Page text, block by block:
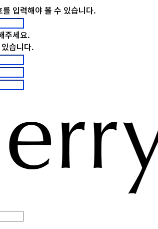
입력해야 볼 수 있습니다.
주세요.
습니다.